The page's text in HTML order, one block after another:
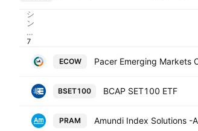
シ
ン
ボ
ル
ECOW
BSET100 BCAP SET100 ETF
PRAM